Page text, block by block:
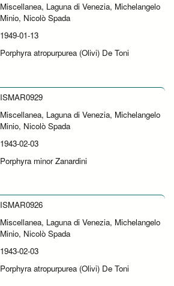
Miscellanea, Laguna di Venezia, Michelangelo
Minio, Nicolò Spada
1949-01-13
Porphyra atropurpurea (Olivi) De Toni
ISMAR0929
Miscellanea, Laguna di Venezia, Michelangelo
Minio, Nicolò Spada
1943-02-03
Porphyra minor Zanardini
ISMAR0926
Miscellanea, Laguna di Venezia, Michelangelo
Minio, Nicolò Spada
1943-02-03
Porphyra atropurpurea (Olivi) De Toni